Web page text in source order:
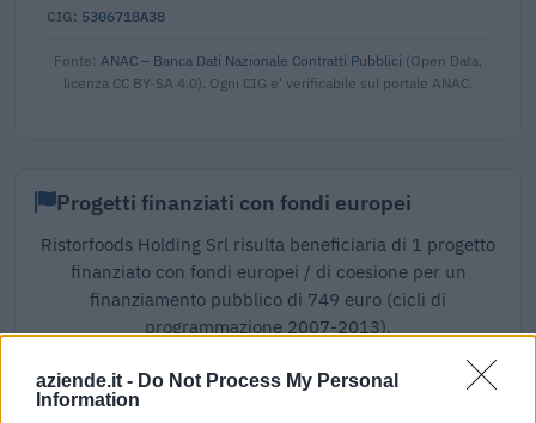
aziende.it - Do Not Process My Personal
Information
5306718A38
Fonte: ANAC – Banca Dati Nazionale Contratti Pubblici (Open Data,
licenza CC BY-SA 4.0). Ogni CIG e' verificabile sul portale ANAC.
Progetti finanziati con fondi europei
Ristorfoods Holding Srl risulta beneficiaria di 1 progetto
finanziato con fondi europei / di coesione per un
finanziamento pubblico di 749 euro (cicli di
programmazione 2007-2013).
PD 137/2015 - CASEIFICIO VALDOSTANO per
CIORUTA MIHAELA (14/133g102148PRO)